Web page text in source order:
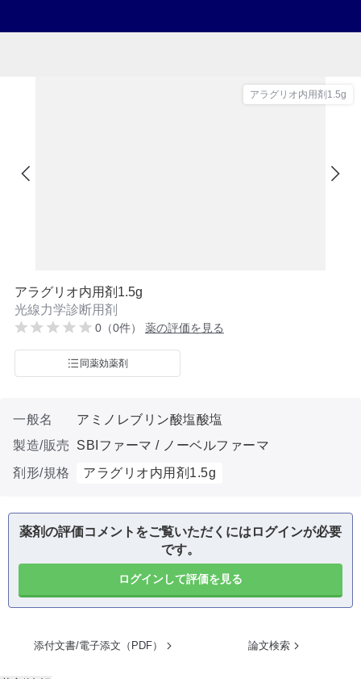
アラグリオ内用剤1.5g
アラグリオ内用剤1.5g
光線力学診断用剤
0（0件） 薬の評価を見る
同薬効薬剤
一般名
アミノレブリン酸塩酸塩
製造/販売
SBIファーマ / ノーベルファーマ
剤形/規格
アラグリオ内用剤1.5g
薬剤の評価コメントをご覧いただくにはログインが必要
です。
ログインして評価を見る
添付文書/電子添文（PDF） 論文検索